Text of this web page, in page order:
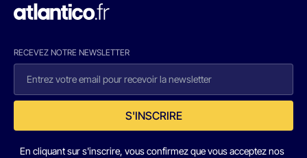
RECEVEZ NOTRE NEWSLETTER
S'INSCRIRE
En cliquant sur s'inscrire, vous confirmez que vous acceptez nos